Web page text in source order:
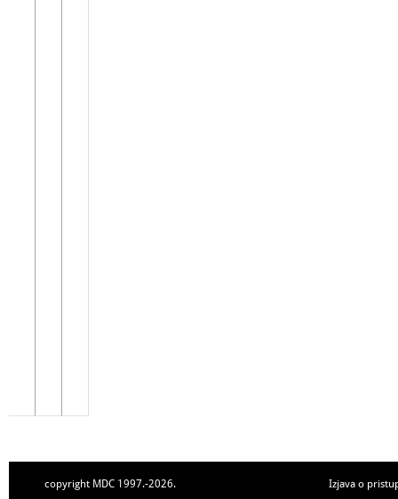
copyright MDC 1997.-2026. Izjava o